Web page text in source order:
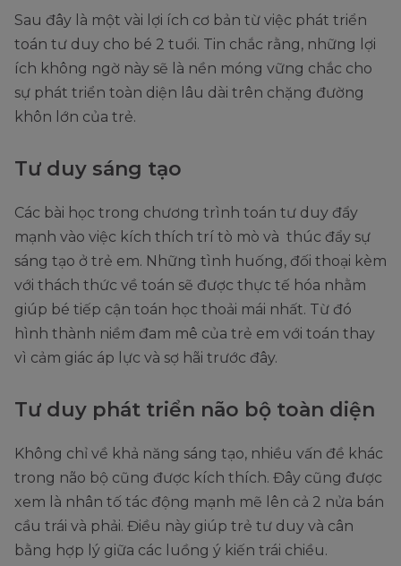
Sau đây là một vài lợi ích cơ bản từ việc phát triển
toán tư duy cho bé 2 tuổi. Tin chắc rằng, những lợi
ích không ngờ này sẽ là nền móng vững chắc cho
sự phát triển toàn diện lâu dài trên chặng đường
khôn lớn của trẻ.
Tư duy sáng tạo
Các bài học trong chương trình toán tư duy đẩy
mạnh vào việc kích thích trí tò mò và thúc đẩy sự
sáng tạo ở trẻ em. Những tình huống, đối thoại kèm
với thách thức về toán sẽ được thực tế hóa nhằm
giúp bé tiếp cận toán học thoải mái nhất. Từ đó
hình thành niềm đam mê của trẻ em với toán thay
vì cảm giác áp lực và sợ hãi trước đây.
Tư duy phát triển não bộ toàn diện
Không chỉ về khả năng sáng tạo, nhiều vấn đề khác
trong não bộ cũng được kích thích. Đây cũng được
xem là nhân tố tác động mạnh mẽ lên cả 2 nửa bán
cầu trái và phải. Điều này giúp trẻ tư duy và cân
bằng hợp lý giữa các luồng ý kiến trái chiều.